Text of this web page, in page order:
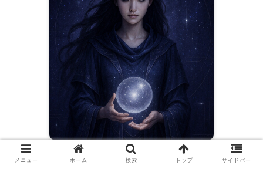
▶ 詳しくはこちら
メニュー ホーム 検索 トップ サイドバー